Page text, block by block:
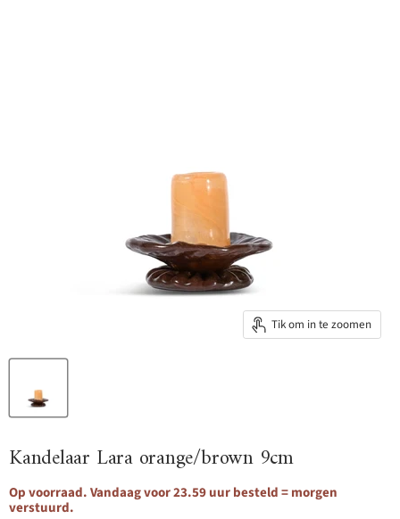
Tik om in te zoomen
Kandelaar Lara orange/brown 9cm
Op voorraad. Vandaag voor 23.59 uur besteld = morgen
verstuurd.